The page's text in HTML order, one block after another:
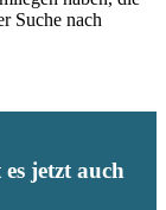
Suche nach
jetzt auch